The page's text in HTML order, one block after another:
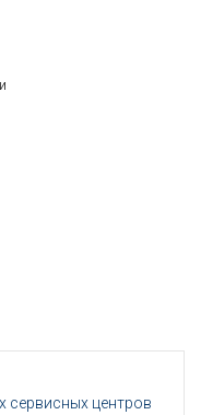
сервисных центров